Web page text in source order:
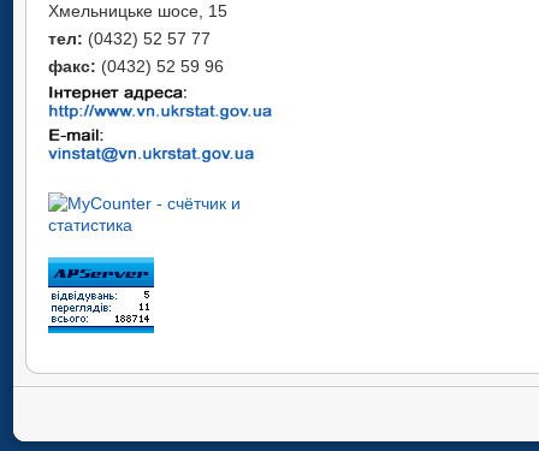
Хмельницьке шосе, 15
тел: (0432) 52 57 77
факс: (0432) 52 59 96